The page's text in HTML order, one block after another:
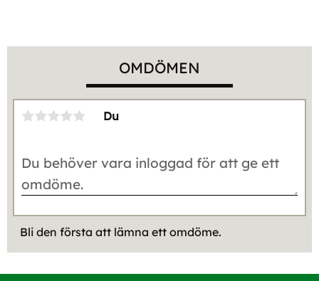
OMDÖMEN
Du
Bli den första att lämna ett omdöme.